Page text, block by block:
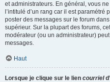
et administrateurs. En général, vous
l’intitulé d’un rang car il est paramétré
poster des messages sur le forum
supérieur. Sur la plupart des forums,
modérateur (ou un administrateur)
messages.
Haut
Lorsque je clique sur le lien courriel